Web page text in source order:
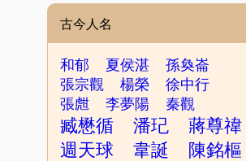
古今人名
和郁 夏侯湛
孫奐崙
張宗觀
楊榮
徐中行
張甝
李夢陽 秦觀
臧懋循 潘玘
蔣尊禕
週天球
韋誕 陳銘樞